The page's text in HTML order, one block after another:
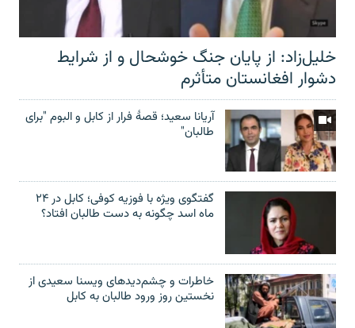
خلیل‌زاد: از پایان جنگ خوشحال و از شرایط
دشوار افغانستان متأثرم
آریانا سعید؛ قصۀ فرار از کابل و البوم "برای
طالبان"
گفتگوی ویژه با فوزیه کوفی؛ کابل در ۲۴
ماه اسد چگونه به دست طالبان افتاد؟
خاطرات و چشم‌دید‌های ویسنا سعیدی از
نخستین روز ورود طالبان به کابل